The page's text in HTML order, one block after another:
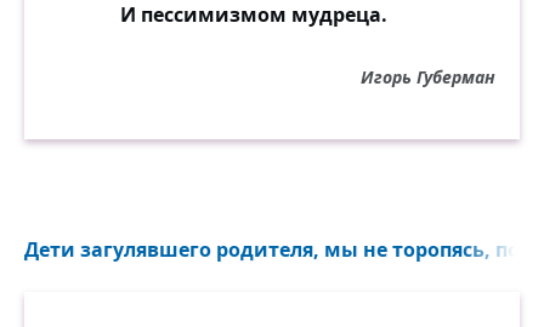
И пессимизмом мудреца.
Игорь Губерман
Дети загулявшего родителя, мы не торопясь, по